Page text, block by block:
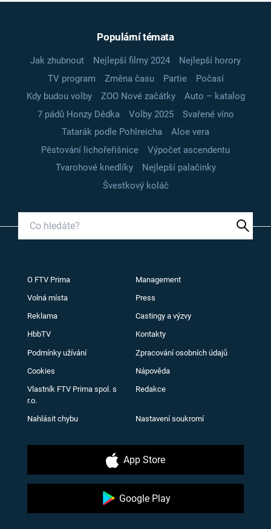
Populární témata
Jak zhubnout Nejlepší filmy 2024
Nejlepší horory
TV program
Změna času Partie
Počasí
Kdy budou volby
ZOO Nové začátky
Auto – katalog
7 pádů Honzy Dědka
Volby 2025
Svařené víno
Tatarák podle Pohlreicha
Aloe vera
Pěstování lichořeřišnice
Výpočet ascendentu
Tvarohové knedlíky
Nejlepší palačinky
Švestkový koláč
O FTV Prima Management
Volná místa Press
Reklama Castingy a výzvy
HbbTV Kontakty
Podmínky užívání Zpracování osobních údajů
Cookies Nápověda
Vlastník FTV Prima spol. s
r.o.
Redakce
Nahlásit chybu Nastavení soukromí
App Store
Google Play